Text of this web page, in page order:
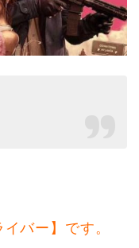
バー】です。